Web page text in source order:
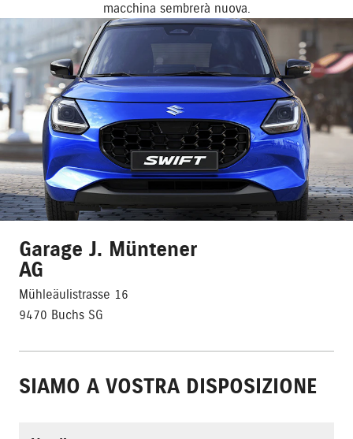
macchina sembrerà nuova.
Garage J. Müntener
AG
Mühleäulistrasse 16
9470 Buchs SG
SIAMO A VOSTRA DISPOSIZIONE